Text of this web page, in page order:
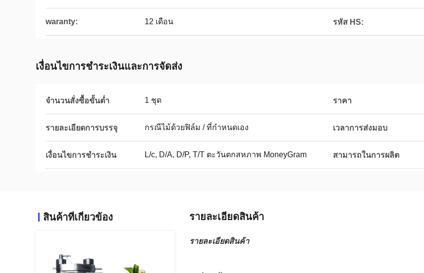
waranty: 12 เดือน รหัส HS:
เงื่อนไขการชำระเงินและการจัดส่ง
จำนวนสั่งซื้อขั้นต่ำ 1 ชุด ราคา
รายละเอียดการบรรจุ กรณีไม้ด้วยฟิล์ม / ที่กำหนดเอง เวลาการส่งมอบ
เงื่อนไขการชำระเงิน L/c, D/A, D/P, T/T ตะวันตกสหภาพ MoneyGram สามารถในการผลิต
สินค้าที่เกี่ยวข้อง รายละเอียดสินค้า
รายละเอียดสินค้า